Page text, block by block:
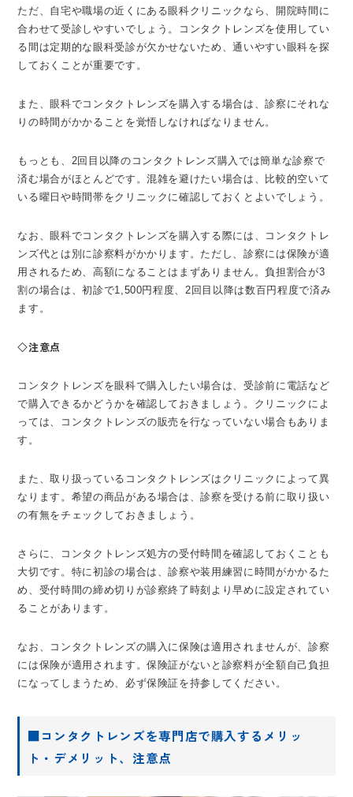
ただ、自宅や職場の近くにある眼科クリニックなら、開院時間に
合わせて受診しやすいでしょう。コンタクトレンズを使用してい
る間は定期的な眼科受診が欠かせないため、通いやすい眼科を探
しておくことが重要です。
また、眼科でコンタクトレンズを購入する場合は、診察にそれな
りの時間がかかることを覚悟しなければなりません。
もっとも、2回目以降のコンタクトレンズ購入では簡単な診察で
済む場合がほとんどです。混雑を避けたい場合は、比較的空いて
いる曜日や時間帯をクリニックに確認しておくとよいでしょう。
なお、眼科でコンタクトレンズを購入する際には、コンタクトレ
ンズ代とは別に診察料がかかります。ただし、診察には保険が適
用されるため、高額になることはまずありません。負担割合が3
割の場合は、初診で1,500円程度、2回目以降は数百円程度で済み
ます。
◇注意点
コンタクトレンズを眼科で購入したい場合は、受診前に電話など
で購入できるかどうかを確認しておきましょう。クリニックによ
っては、コンタクトレンズの販売を行なっていない場合もありま
す。
また、取り扱っているコンタクトレンズはクリニックによって異
なります。希望の商品がある場合は、診察を受ける前に取り扱い
の有無をチェックしておきましょう。
さらに、コンタクトレンズ処方の受付時間を確認しておくことも
大切です。特に初診の場合は、診察や装用練習に時間がかかるた
め、受付時間の締め切りが診察終了時刻より早めに設定されてい
ることがあります。
なお、コンタクトレンズの購入に保険は適用されませんが、診察
には保険が適用されます。保険証がないと診察料が全額自己負担
になってしまうため、必ず保険証を持参してください。
■コンタクトレンズを専門店で購入するメリッ
ト・デメリット、注意点